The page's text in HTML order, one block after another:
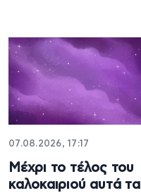
07.08.2026, 17:17
Μέχρι το τέλος του
καλοκαιριού αυτά τα